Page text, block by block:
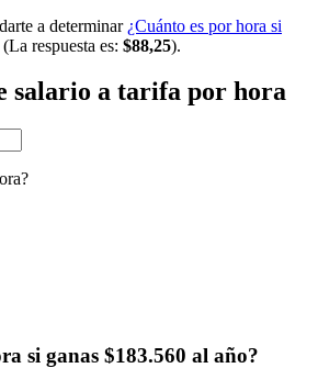
a determinar ¿Cuánto es por hora si
(La respuesta es: $88,25).
salario a tarifa por hora
si ganas $183.560 al año?